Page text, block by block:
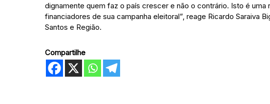
dignamente quem faz o país crescer e não o contrário. Isto é
financiadores de sua campanha eleitoral”, reage Ricardo Saraiva
Santos e Região.
Compartilhe